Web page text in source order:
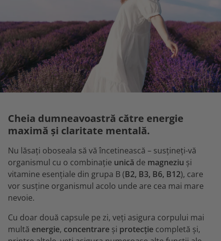
Cheia dumneavoastră către energie
maximă și claritate mentală.
Nu lăsați oboseala să vă încetinească – susțineți-vă
organismul cu o combinație unică de magneziu și
vitamine esențiale din grupa B (B2, B3, B6, B12), care
vor susține organismul acolo unde are cea mai mare
nevoie.
Cu doar două capsule pe zi, veți asigura corpului mai
multă energie, concentrare și protecție completă și,